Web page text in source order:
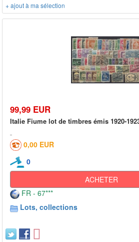
+ ajout à ma sélection
99,99 EUR
Italie Fiume lot de timbres émis 1920-
0,00 EUR
0
ACHETER
FR - 67***
Lots, collections